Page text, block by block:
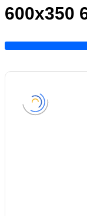
600х350